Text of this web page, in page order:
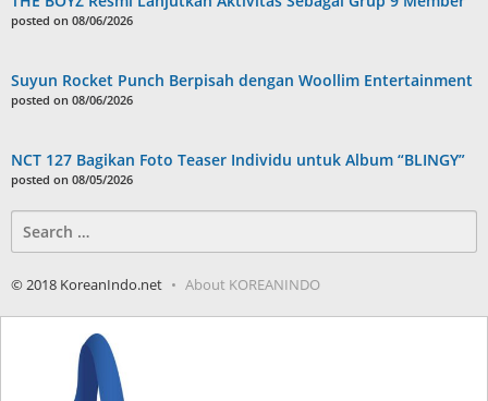
posted on 08/06/2026
Suyun Rocket Punch Berpisah dengan Woollim Entertainment
posted on 08/06/2026
NCT 127 Bagikan Foto Teaser Individu untuk Album “BLINGY”
posted on 08/05/2026
for:
© 2018 KoreanIndo.net About KOREANINDO